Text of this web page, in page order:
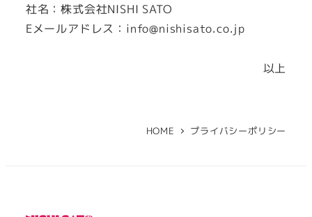
社名：株式会社NISHI SATO
Eメールアドレス：info@nishisato.co.jp
以上
HOME プライバシーポリシー